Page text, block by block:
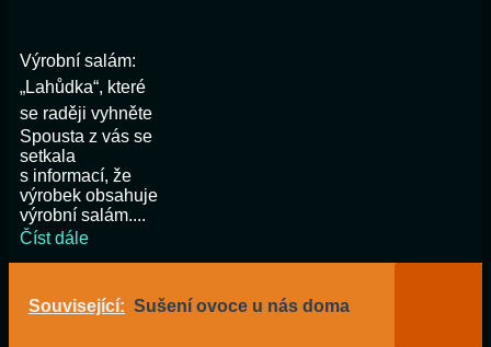
Výrobní salám:
„Lahůdka“, které
se raději vyhněte
Spousta z vás se
setkala
s informací, že
výrobek obsahuje
výrobní salám....
Číst dále
Související: Sušení ovoce u nás doma